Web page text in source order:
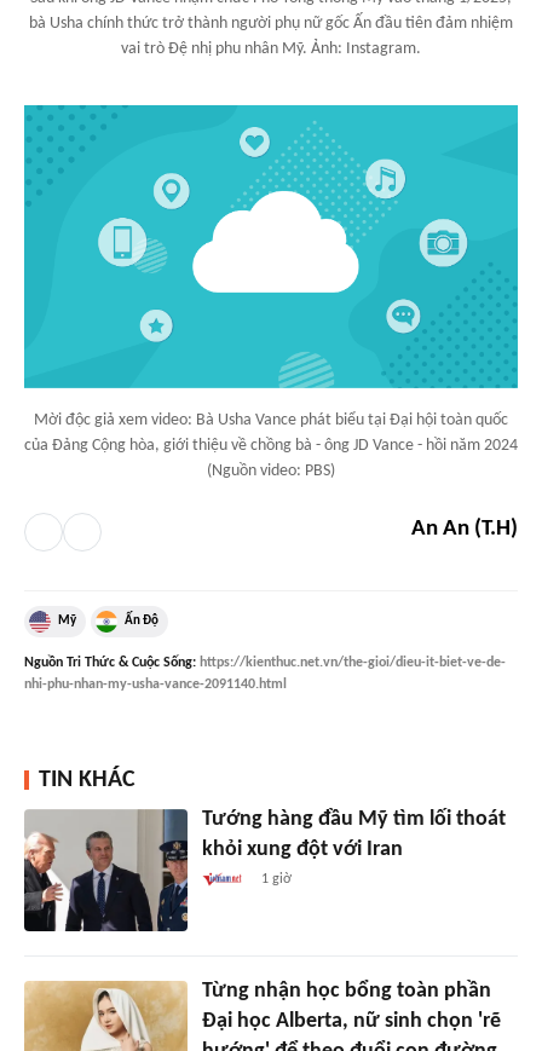
bà Usha chính thức trở thành người phụ nữ gốc Ấn đầu tiên đảm nhiệm
vai trò Đệ nhị phu nhân Mỹ. Ảnh: Instagram.
Mời độc giả xem video: Bà Usha Vance phát biểu tại Đại hội toàn quốc
của Đảng Cộng hòa, giới thiệu về chồng bà - ông JD Vance - hồi năm 2024
(Nguồn video: PBS)
An An (T.H)
Mỹ Ấn Độ
Nguồn Tri Thức & Cuộc Sống: https://kienthuc.net.vn/the-gioi/dieu-it-biet-ve-de-
nhi-phu-nhan-my-usha-vance-2091140.html
TIN KHÁC
Tướng hàng đầu Mỹ tìm lối thoát
khỏi xung đột với Iran
1 giờ
Từng nhận học bổng toàn phần
Đại học Alberta, nữ sinh chọn 'rẽ